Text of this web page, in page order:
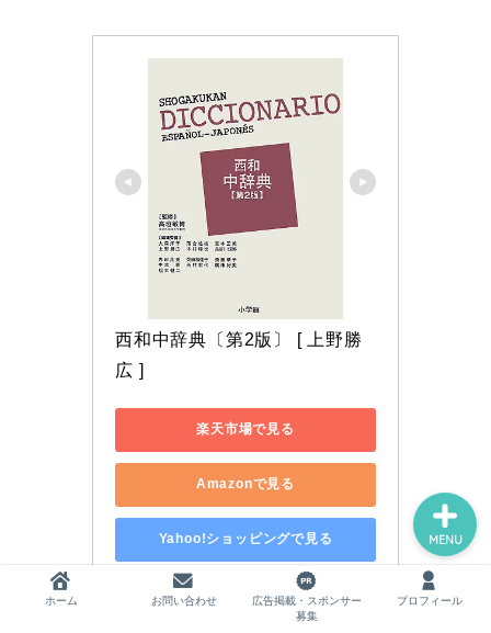
西和中辞典〔第2版〕 [ 上野勝
広 ]
楽天市場で見る
Amazonで見る
Yahoo!ショッピングで見る
ホーム お問い合わせ
広告掲載・スポンサー
募集
プロフィール
MENU
広告掲載・スポンサー募集
プロフィール